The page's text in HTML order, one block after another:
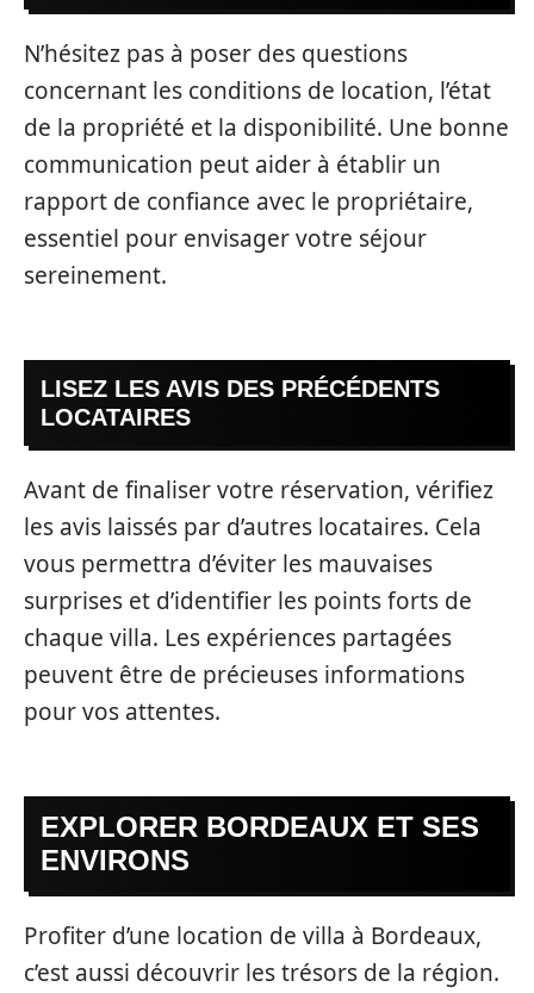
N’hésitez pas à poser des questions
concernant les conditions de location, l’état
de la propriété et la disponibilité. Une bonne
communication peut aider à établir un
rapport de confiance avec le propriétaire,
essentiel pour envisager votre séjour
sereinement.
LISEZ LES AVIS DES PRÉCÉDENTS
LOCATAIRES
Avant de finaliser votre réservation, vérifiez
les avis laissés par d’autres locataires. Cela
vous permettra d’éviter les mauvaises
surprises et d’identifier les points forts de
chaque villa. Les expériences partagées
peuvent être de précieuses informations
pour vos attentes.
EXPLORER BORDEAUX ET SES
ENVIRONS
Profiter d’une location de villa à Bordeaux,
c’est aussi découvrir les trésors de la région.